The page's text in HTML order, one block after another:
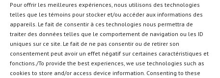
Pour offrir les meilleures expériences, nous utilisons des technologies
telles que les témoins pour stocker et/ou accéder aux informations des
appareils. Le fait de consentir à ces technologies nous permettra de
traiter des données telles que le comportement de navigation ou les ID
uniques sur ce site. Le fait de ne pas consentir ou de retirer son
consentement peut avoir un effet négatif sur certaines caractéristiques et
fonctions./To provide the best experiences, we use technologies such as
cookies to store and/or access device information. Consenting to these